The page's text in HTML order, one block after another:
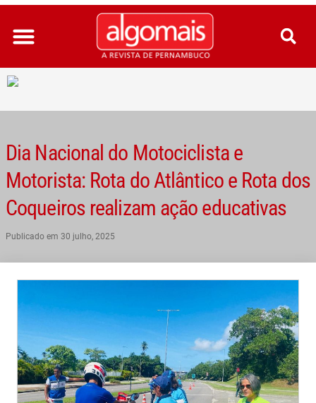
Ir
para
conteúdo
Dia Nacional do Motociclista e
Motorista: Rota do Atlântico e Rota dos
Coqueiros realizam ação educativas
Publicado em 30 julho, 2025